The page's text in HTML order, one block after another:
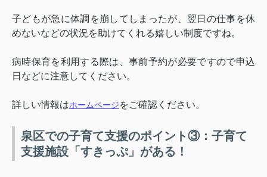
子どもが急に体調を崩してしまったが、翌日の仕事を休
めないなどの状況を助けてくれる嬉しい制度ですね。
病時保育を利用する際は、事前予約が必要ですので申込
日などに注意してください。
詳しい情報はホームページをご確認ください。
泉区での子育て支援のポイント③：子育て
支援施設「すきっぷ」がある！